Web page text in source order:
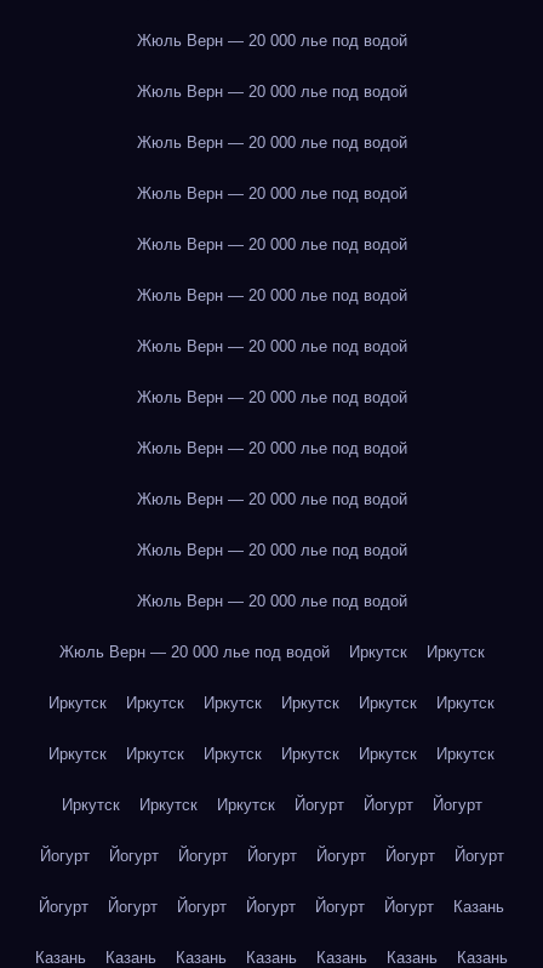
Жюль Верн — 20 000 лье под водой
Жюль Верн — 20 000 лье под водой
Жюль Верн — 20 000 лье под водой
Жюль Верн — 20 000 лье под водой
Жюль Верн — 20 000 лье под водой
Жюль Верн — 20 000 лье под водой
Жюль Верн — 20 000 лье под водой
Жюль Верн — 20 000 лье под водой
Жюль Верн — 20 000 лье под водой
Жюль Верн — 20 000 лье под водой
Жюль Верн — 20 000 лье под водой
Жюль Верн — 20 000 лье под водой
Жюль Верн — 20 000 лье под водой Иркутск Иркутск
Иркутск Иркутск Иркутск Иркутск Иркутск Иркутск
Иркутск Иркутск Иркутск Иркутск Иркутск Иркутск
Иркутск Иркутск Иркутск Йогурт Йогурт Йогурт
Йогурт Йогурт Йогурт Йогурт Йогурт Йогурт Йогурт
Йогурт Йогурт Йогурт Йогурт Йогурт Йогурт Казань
Казань Казань Казань Казань Казань Казань Казань